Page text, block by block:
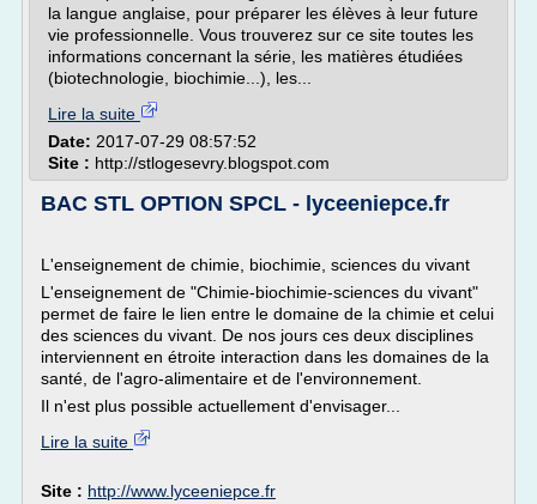
la langue anglaise, pour préparer les élèves à leur future
vie professionnelle. Vous trouverez sur ce site toutes les
informations concernant la série, les matières étudiées
(biotechnologie, biochimie...), les...
Lire la suite
Date: 2017-07-29 08:57:52
Site : http://stlogesevry.blogspot.com
BAC STL OPTION SPCL - lyceeniepce.fr
L'enseignement de chimie, biochimie, sciences du vivant
L'enseignement de "Chimie-biochimie-sciences du vivant"
permet de faire le lien entre le domaine de la chimie et celui
des sciences du vivant. De nos jours ces deux disciplines
interviennent en étroite interaction dans les domaines de la
santé, de l'agro-alimentaire et de l'environnement.
Il n'est plus possible actuellement d'envisager...
Lire la suite
Site : http://www.lyceeniepce.fr